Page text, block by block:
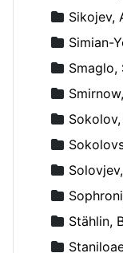
Sikojev,
Simian-
Smaglo,
Stählin,